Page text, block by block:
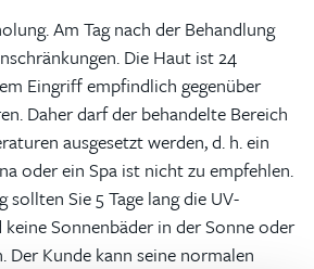
Am Tag nach der Behandlung
Die Haut ist 24
Eingriff empfindlich gegenüber
Daher darf der behandelte Bereich
ausgesetzt werden, d. h. ein
oder ein Spa ist nicht zu empfehlen.
sollten Sie 5 Tage lang die UV-
Sonnenbäder in der Sonne oder
Der Kunde kann seine normalen